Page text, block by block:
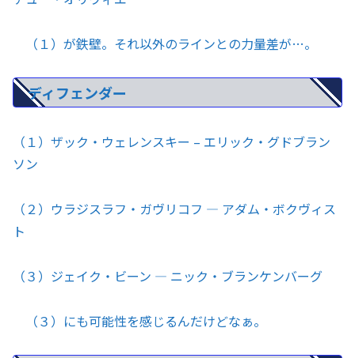
（１）が鉄壁。それ以外のラインとの力量差が…。
ディフェンダー
（１）ザック・ウェレンスキー – エリック・グドブラン
ソン
（２）ウラジスラフ・ガヴリコフ — アダム・ボクヴィス
ト
（３）ジェイク・ビーン — ニック・ブランケンバーグ
（３）にも可能性を感じるんだけどなぁ。